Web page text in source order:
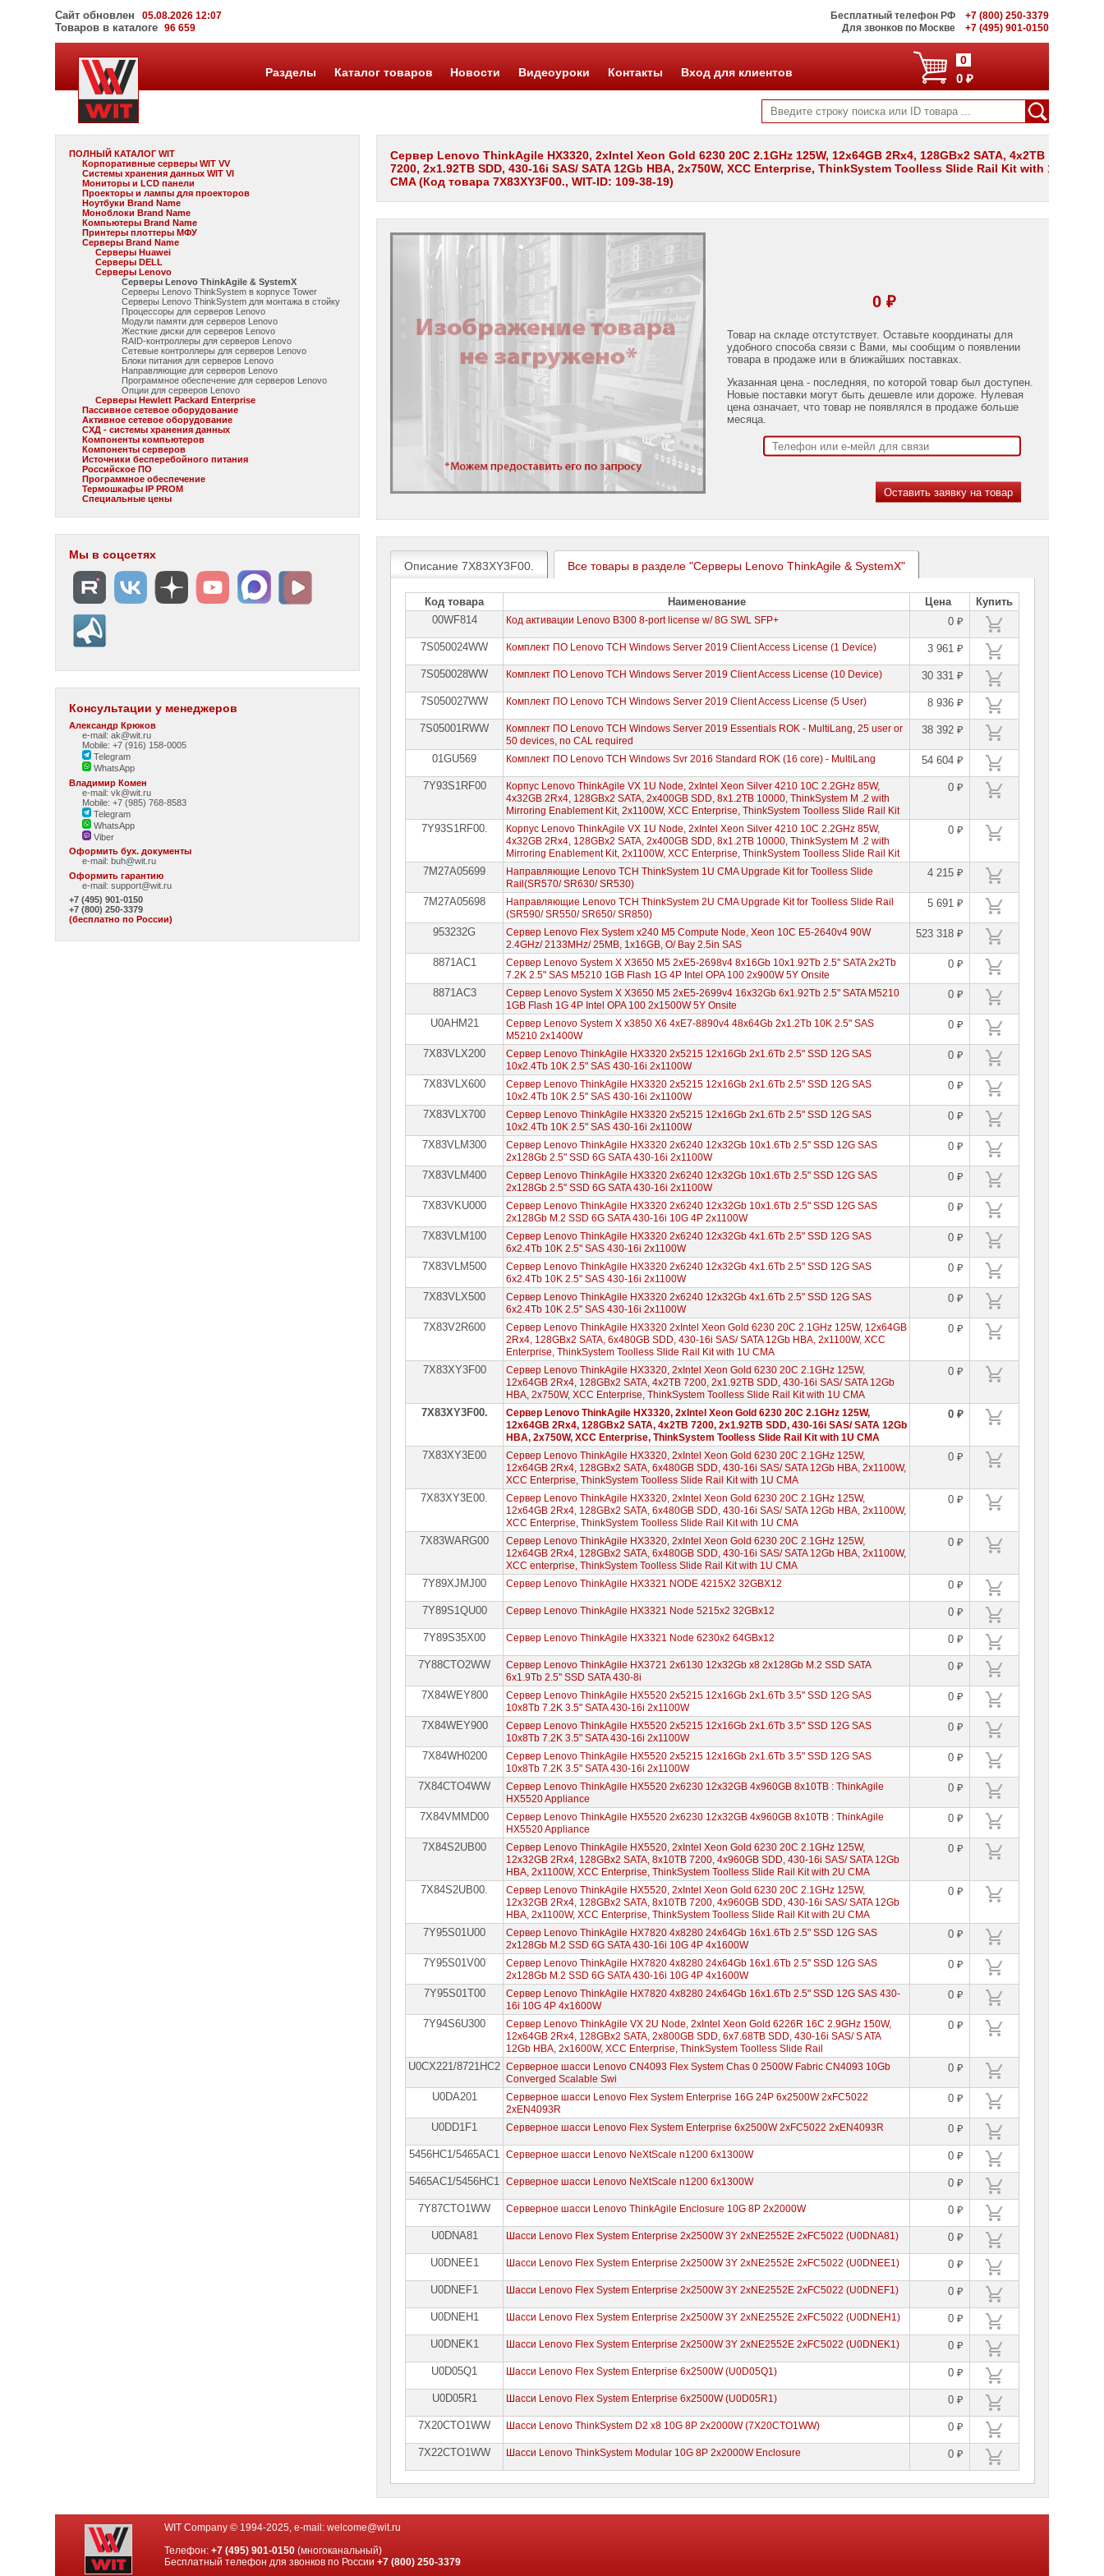
Сайт обновлен 05.08.2026 12:07
Товаров в каталоге96 659
Бесплатный телефон РФ
+7 (800) 250-3379
Для звонков по Москве
+7 (495) 901-0150
0
0 ₽
Разделы Каталог товаров Новости Видеоуроки Контакты Вход для клиентов
ПОЛНЫЙ КАТАЛОГ WIT
Корпоративные серверы WIT VV
Системы хранения данных WIT VI
Мониторы и LCD панели
Проекторы и лампы для проекторов
Ноутбуки Brand Name
Моноблоки Brand Name
Компьютеры Brand Name
Принтеры плоттеры МФУ
Серверы Brand Name
Серверы Huawei
Серверы DELL
Серверы Lenovo
Серверы Lenovo ThinkAgile & SystemX
Серверы Lenovo ThinkSystem в корпусе Tower
Серверы Lenovo ThinkSystem для монтажа в стойку
Процессоры для серверов Lenovo
Модули памяти для серверов Lenovo
Жесткие диски для серверов Lenovo
RAID-контроллеры для серверов Lenovo
Сетевые контроллеры для серверов Lenovo
Блоки питания для серверов Lenovo
Направляющие для серверов Lenovo
Программное обеспечение для серверов Lenovo
Опции для серверов Lenovo
Серверы Hewlett Packard Enterprise
Пассивное сетевое оборудование
Активное сетевое оборудование
СХД - системы хранения данных
Компоненты компьютеров
Компоненты серверов
Источники бесперебойного питания
Российское ПО
Программное обеспечение
Термошкафы IP PROM
Специальные цены
Мы в соцсетях
Консультации у менеджеров
Александр Крюков
e-mail: ak@wit.ru
Mobile: +7 (916) 158-0005
Telegram
WhatsApp
Владимир Комен
e-mail: vk@wit.ru
Mobile: +7 (985) 768-8583
Telegram
WhatsApp
Viber
Оформить бух. документы
e-mail:buh@wit.ru
Оформить гарантию
e-mail:support@wit.ru
+7 (495) 901-0150
+7 (800) 250-3379
(бесплатно по России)
Сервер Lenovo ThinkAgile HX3320, 2xIntel Xeon Gold 6230 20C 2.1GHz 125W, 12x64GB 2Rx4, 128GBx2 SATA, 4x2TB
7200, 2x1.92TB SDD, 430-16i SAS/ SATA 12Gb HBA, 2x750W, XCC Enterprise, ThinkSystem Toolless Slide Rail Kit with 1U
CMA (Код товара 7X83XY3F00., WIT-ID: 109-38-19)
0 ₽
Товар на складе отстутствует. Оставьте координаты для
удобного способа связи с Вами, мы сообщим о появлении
товара в продаже или в ближайших поставках.
Указанная цена - последняя, по которой товар был доступен.
Новые поставки могут быть дешевле или дороже. Нулевая
цена означает, что товар не появлялся в продаже больше
месяца.
Описание 7X83XY3F00. Все товары в разделе "Серверы Lenovo ThinkAgile & SystemX"
Код товара Наименование Цена
Купить
00WF814
Код активации Lenovo B300 8-port license w/ 8G SWL SFP+ 0 ₽
7S050024WW Комплект ПО Lenovo TCH Windows Server 2019 Client Access License (1 Device) 3 961 ₽
7S050028WW Комплект ПО Lenovo TCH Windows Server 2019 Client Access License (10 Device) 30 331 ₽
7S050027WW Комплект ПО Lenovo TCH Windows Server 2019 Client Access License (5 User) 8 936 ₽
7S05001RWW
Комплект ПО Lenovo TCH Windows Server 2019 Essentials ROK - MultiLang, 25 user or
50 devices, no CAL required
38 392 ₽
01GU569 Комплект ПО Lenovo TCH Windows Svr 2016 Standard ROK (16 core) - MultiLang 54 604 ₽
7Y93S1RF00
Корпус Lenovo ThinkAgile VX 1U Node, 2xIntel Xeon Silver 4210 10C 2.2GHz 85W,
4x32GB 2Rx4, 128GBx2 SATA, 2x400GB SDD, 8x1.2TB 10000, ThinkSystem M .2 with
Mirroring Enablement Kit, 2x1100W, XCC Enterprise, ThinkSystem Toolless Slide Rail Kit
0 ₽
7Y93S1RF00.
Корпус Lenovo ThinkAgile VX 1U Node, 2xIntel Xeon Silver 4210 10C 2.2GHz 85W,
4x32GB 2Rx4, 128GBx2 SATA, 2x400GB SDD, 8x1.2TB 10000, ThinkSystem M .2 with
Mirroring Enablement Kit, 2x1100W, XCC Enterprise, ThinkSystem Toolless Slide Rail Kit
0 ₽
7M27A05699
Направляющие Lenovo TCH ThinkSystem 1U CMA Upgrade Kit for Toolless Slide
Rail(SR570/ SR630/ SR530)
4 215 ₽
7M27A05698
Направляющие Lenovo TCH ThinkSystem 2U CMA Upgrade Kit for Toolless Slide Rail
(SR590/ SR550/ SR650/ SR850)
5 691 ₽
953232G
Сервер Lenovo Flex System x240 M5 Compute Node, Xeon 10C E5-2640v4 90W
2.4GHz/ 2133MHz/ 25MB, 1x16GB, O/ Bay 2.5in SAS
523 318 ₽
8871AC1
Сервер Lenovo System X X3650 M5 2xE5-2698v4 8x16Gb 10x1.92Tb 2.5" SATA 2x2Tb
7.2K 2.5" SAS M5210 1GB Flash 1G 4P Intel OPA 100 2x900W 5Y Onsite
0 ₽
8871AC3
Сервер Lenovo System X X3650 M5 2xE5-2699v4 16x32Gb 6x1.92Tb 2.5" SATA M5210
1GB Flash 1G 4P Intel OPA 100 2x1500W 5Y Onsite
0 ₽
U0AHM21
Сервер Lenovo System X x3850 X6 4xE7-8890v4 48x64Gb 2x1.2Tb 10K 2.5" SAS
M5210 2x1400W
0 ₽
7X83VLX200
Сервер Lenovo ThinkAgile HX3320 2x5215 12x16Gb 2x1.6Tb 2.5" SSD 12G SAS
10x2.4Tb 10K 2.5" SAS 430-16i 2x1100W
0 ₽
7X83VLX600
Сервер Lenovo ThinkAgile HX3320 2x5215 12x16Gb 2x1.6Tb 2.5" SSD 12G SAS
10x2.4Tb 10K 2.5" SAS 430-16i 2x1100W
0 ₽
7X83VLX700
Сервер Lenovo ThinkAgile HX3320 2x5215 12x16Gb 2x1.6Tb 2.5" SSD 12G SAS
10x2.4Tb 10K 2.5" SAS 430-16i 2x1100W
0 ₽
7X83VLM300
Сервер Lenovo ThinkAgile HX3320 2x6240 12x32Gb 10x1.6Tb 2.5" SSD 12G SAS
2x128Gb 2.5" SSD 6G SATA 430-16i 2x1100W
0 ₽
7X83VLM400
Сервер Lenovo ThinkAgile HX3320 2x6240 12x32Gb 10x1.6Tb 2.5" SSD 12G SAS
2x128Gb 2.5" SSD 6G SATA 430-16i 2x1100W
0 ₽
7X83VKU000
Сервер Lenovo ThinkAgile HX3320 2x6240 12x32Gb 10x1.6Tb 2.5" SSD 12G SAS
2x128Gb M.2 SSD 6G SATA 430-16i 10G 4P 2x1100W
0 ₽
7X83VLM100
Сервер Lenovo ThinkAgile HX3320 2x6240 12x32Gb 4x1.6Tb 2.5" SSD 12G SAS
6x2.4Tb 10K 2.5" SAS 430-16i 2x1100W
0 ₽
7X83VLM500
Сервер Lenovo ThinkAgile HX3320 2x6240 12x32Gb 4x1.6Tb 2.5" SSD 12G SAS
6x2.4Tb 10K 2.5" SAS 430-16i 2x1100W
0 ₽
7X83VLX500
Сервер Lenovo ThinkAgile HX3320 2x6240 12x32Gb 4x1.6Tb 2.5" SSD 12G SAS
6x2.4Tb 10K 2.5" SAS 430-16i 2x1100W
0 ₽
7X83V2R600
Сервер Lenovo ThinkAgile HX3320 2xIntel Xeon Gold 6230 20C 2.1GHz 125W, 12x64GB
2Rx4, 128GBx2 SATA, 6x480GB SDD, 430-16i SAS/ SATA 12Gb HBA, 2x1100W, XCC
Enterprise, ThinkSystem Toolless Slide Rail Kit with 1U CMA
0 ₽
7X83XY3F00
Сервер Lenovo ThinkAgile HX3320, 2xIntel Xeon Gold 6230 20C 2.1GHz 125W,
12x64GB 2Rx4, 128GBx2 SATA, 4x2TB 7200, 2x1.92TB SDD, 430-16i SAS/ SATA 12Gb
HBA, 2x750W, XCC Enterprise, ThinkSystem Toolless Slide Rail Kit with 1U CMA
0 ₽
7X83XY3F00.
Сервер Lenovo ThinkAgile HX3320, 2xIntel Xeon Gold 6230 20C 2.1GHz 125W,
12x64GB 2Rx4, 128GBx2 SATA, 4x2TB 7200, 2x1.92TB SDD, 430-16i SAS/ SATA 12Gb
HBA, 2x750W, XCC Enterprise, ThinkSystem Toolless Slide Rail Kit with 1U CMA
0 ₽
7X83XY3E00
Сервер Lenovo ThinkAgile HX3320, 2xIntel Xeon Gold 6230 20C 2.1GHz 125W,
12x64GB 2Rx4, 128GBx2 SATA, 6x480GB SDD, 430-16i SAS/ SATA 12Gb HBA, 2x1100W,
XCC Enterprise, ThinkSystem Toolless Slide Rail Kit with 1U CMA
0 ₽
7X83XY3E00.
Сервер Lenovo ThinkAgile HX3320, 2xIntel Xeon Gold 6230 20C 2.1GHz 125W,
12x64GB 2Rx4, 128GBx2 SATA, 6x480GB SDD, 430-16i SAS/ SATA 12Gb HBA, 2x1100W,
XCC Enterprise, ThinkSystem Toolless Slide Rail Kit with 1U CMA
0 ₽
7X83WARG00
Сервер Lenovo ThinkAgile HX3320, 2xIntel Xeon Gold 6230 20C 2.1GHz 125W,
12x64GB 2Rx4, 128GBx2 SATA, 6x480GB SDD, 430-16i SAS/ SATA 12Gb HBA, 2x1100W,
XCC enterprise, ThinkSystem Toolless Slide Rail Kit with 1U CMA
0 ₽
7Y89XJMJ00 Сервер Lenovo ThinkAgile HX3321 NODE 4215X2 32GBX12 0 ₽
7Y89S1QU00 Сервер Lenovo ThinkAgile HX3321 Node 5215x2 32GBx12 0 ₽
7Y89S35X00 Сервер Lenovo ThinkAgile HX3321 Node 6230x2 64GBx12 0 ₽
7Y88CTO2WW
Сервер Lenovo ThinkAgile HX3721 2x6130 12x32Gb x8 2x128Gb M.2 SSD SATA
6x1.9Tb 2.5" SSD SATA 430-8i
0 ₽
7X84WEY800
Сервер Lenovo ThinkAgile HX5520 2x5215 12x16Gb 2x1.6Tb 3.5" SSD 12G SAS
10x8Tb 7.2K 3.5" SATA 430-16i 2x1100W
0 ₽
7X84WEY900
Сервер Lenovo ThinkAgile HX5520 2x5215 12x16Gb 2x1.6Tb 3.5" SSD 12G SAS
10x8Tb 7.2K 3.5" SATA 430-16i 2x1100W
0 ₽
7X84WH0200
Сервер Lenovo ThinkAgile HX5520 2x5215 12x16Gb 2x1.6Tb 3.5" SSD 12G SAS
10x8Tb 7.2K 3.5" SATA 430-16i 2x1100W
0 ₽
7X84CTO4WW
Сервер Lenovo ThinkAgile HX5520 2x6230 12x32GB 4x960GB 8x10TB : ThinkAgile
HX5520 Appliance
0 ₽
7X84VMMD00
Сервер Lenovo ThinkAgile HX5520 2x6230 12x32GB 4x960GB 8x10TB : ThinkAgile
HX5520 Appliance
0 ₽
7X84S2UB00
Сервер Lenovo ThinkAgile HX5520, 2xIntel Xeon Gold 6230 20C 2.1GHz 125W,
12x32GB 2Rx4, 128GBx2 SATA, 8x10TB 7200, 4x960GB SDD, 430-16i SAS/ SATA 12Gb
HBA, 2x1100W, XCC Enterprise, ThinkSystem Toolless Slide Rail Kit with 2U CMA
0 ₽
7X84S2UB00.
Сервер Lenovo ThinkAgile HX5520, 2xIntel Xeon Gold 6230 20C 2.1GHz 125W,
12x32GB 2Rx4, 128GBx2 SATA, 8x10TB 7200, 4x960GB SDD, 430-16i SAS/ SATA 12Gb
HBA, 2x1100W, XCC Enterprise, ThinkSystem Toolless Slide Rail Kit with 2U CMA
0 ₽
7Y95S01U00
Сервер Lenovo ThinkAgile HX7820 4x8280 24x64Gb 16x1.6Tb 2.5" SSD 12G SAS
2x128Gb M.2 SSD 6G SATA 430-16i 10G 4P 4x1600W
0 ₽
7Y95S01V00
Сервер Lenovo ThinkAgile HX7820 4x8280 24x64Gb 16x1.6Tb 2.5" SSD 12G SAS
2x128Gb M.2 SSD 6G SATA 430-16i 10G 4P 4x1600W
0 ₽
7Y95S01T00
Сервер Lenovo ThinkAgile HX7820 4x8280 24x64Gb 16x1.6Tb 2.5" SSD 12G SAS 430-
16i 10G 4P 4x1600W
0 ₽
7Y94S6U300
Сервер Lenovo ThinkAgile VX 2U Node, 2xIntel Xeon Gold 6226R 16C 2.9GHz 150W,
12x64GB 2Rx4, 128GBx2 SATA, 2x800GB SDD, 6x7.68TB SDD, 430-16i SAS/ S ATA
12Gb HBA, 2x1600W, XCC Enterprise, ThinkSystem Toolless Slide Rail
0 ₽
U0CX221/8721HC2 Серверное шасси Lenovo CN4093 Flex System Chas 0 2500W Fabric CN4093 10Gb
Converged Scalable Swi
0 ₽
U0DA201
Серверное шасси Lenovo Flex System Enterprise 16G 24P 6x2500W 2xFC5022
2xEN4093R
0 ₽
U0DD1F1 Серверное шасси Lenovo Flex System Enterprise 6x2500W 2xFC5022 2xEN4093R 0 ₽
5456HC1/5465AC1 Серверное шасси Lenovo NeXtScale n1200 6x1300W 0 ₽
5465AC1/5456HC1 Серверное шасси Lenovo NeXtScale n1200 6x1300W 0 ₽
7Y87CTO1WW Серверное шасси Lenovo ThinkAgile Enclosure 10G 8P 2x2000W 0 ₽
U0DNA81 Шасси Lenovo Flex System Enterprise 2x2500W 3Y 2xNE2552E 2xFC5022 (U0DNA81) 0 ₽
U0DNEE1 Шасси Lenovo Flex System Enterprise 2x2500W 3Y 2xNE2552E 2xFC5022 (U0DNEE1) 0 ₽
U0DNEF1 Шасси Lenovo Flex System Enterprise 2x2500W 3Y 2xNE2552E 2xFC5022 (U0DNEF1) 0 ₽
U0DNEH1 Шасси Lenovo Flex System Enterprise 2x2500W 3Y 2xNE2552E 2xFC5022 (U0DNEH1) 0 ₽
U0DNEK1 Шасси Lenovo Flex System Enterprise 2x2500W 3Y 2xNE2552E 2xFC5022 (U0DNEK1) 0 ₽
U0D05Q1 Шасси Lenovo Flex System Enterprise 6x2500W (U0D05Q1) 0 ₽
U0D05R1 Шасси Lenovo Flex System Enterprise 6x2500W (U0D05R1) 0 ₽
7X20CTO1WW Шасси Lenovo ThinkSystem D2 x8 10G 8P 2x2000W (7X20CTO1WW) 0 ₽
7X22CTO1WW Шасси Lenovo ThinkSystem Modular 10G 8P 2x2000W Enclosure 0 ₽
WIT Company © 1994-2025, e-mail: welcome@wit.ru
Телефон:+7 (495) 901-0150 (многоканальный)
Бесплатный телефон для звонков по России+7 (800) 250-3379